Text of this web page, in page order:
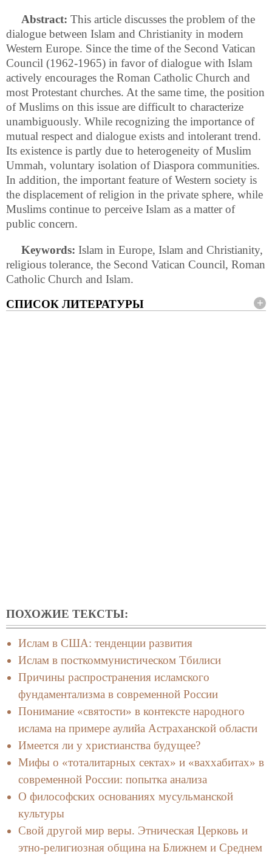
Abstract: This article discusses the problem of the
dialogue between Islam and Christianity in modern
Western Europe. Since the time of the Second Vatican
Council (1962-1965) in favor of dialogue with Islam
actively encourages the Roman Catholic Church and
most Protestant churches. At the same time, the position
of Muslims on this issue are difficult to characterize
unambiguously. While recognizing the importance of
mutual respect and dialogue exists and intolerant trend.
Its existence is partly due to heterogeneity of Muslim
Ummah, voluntary isolation of Diaspora communities.
In addition, the important feature of Western society is
the displacement of religion in the private sphere, while
Muslims continue to perceive Islam as a matter of
public concern.
Keywords: Islam in Europe, Islam and Christianity,
religious tolerance, the Second Vatican Council, Roman
Catholic Church and Islam.
СПИСОК ЛИТЕРАТУРЫ
ПОХОЖИЕ ТЕКСТЫ:
Ислам в США: тенденции развития
Ислам в посткоммунистическом Тбилиси
Причины распространения исламского
фундаментализма в современной России
Понимание «святости» в контексте народного
ислама на примере аулийа Астраханской области
Имеется ли у христианства будущее?
Мифы о «тоталитарных сектах» и «ваххабитах» в
современной России: попытка анализа
О философских основаниях мусульманской
культуры
Свой другой мир веры. Этническая Церковь и
этно-религиозная община на Ближнем и Среднем